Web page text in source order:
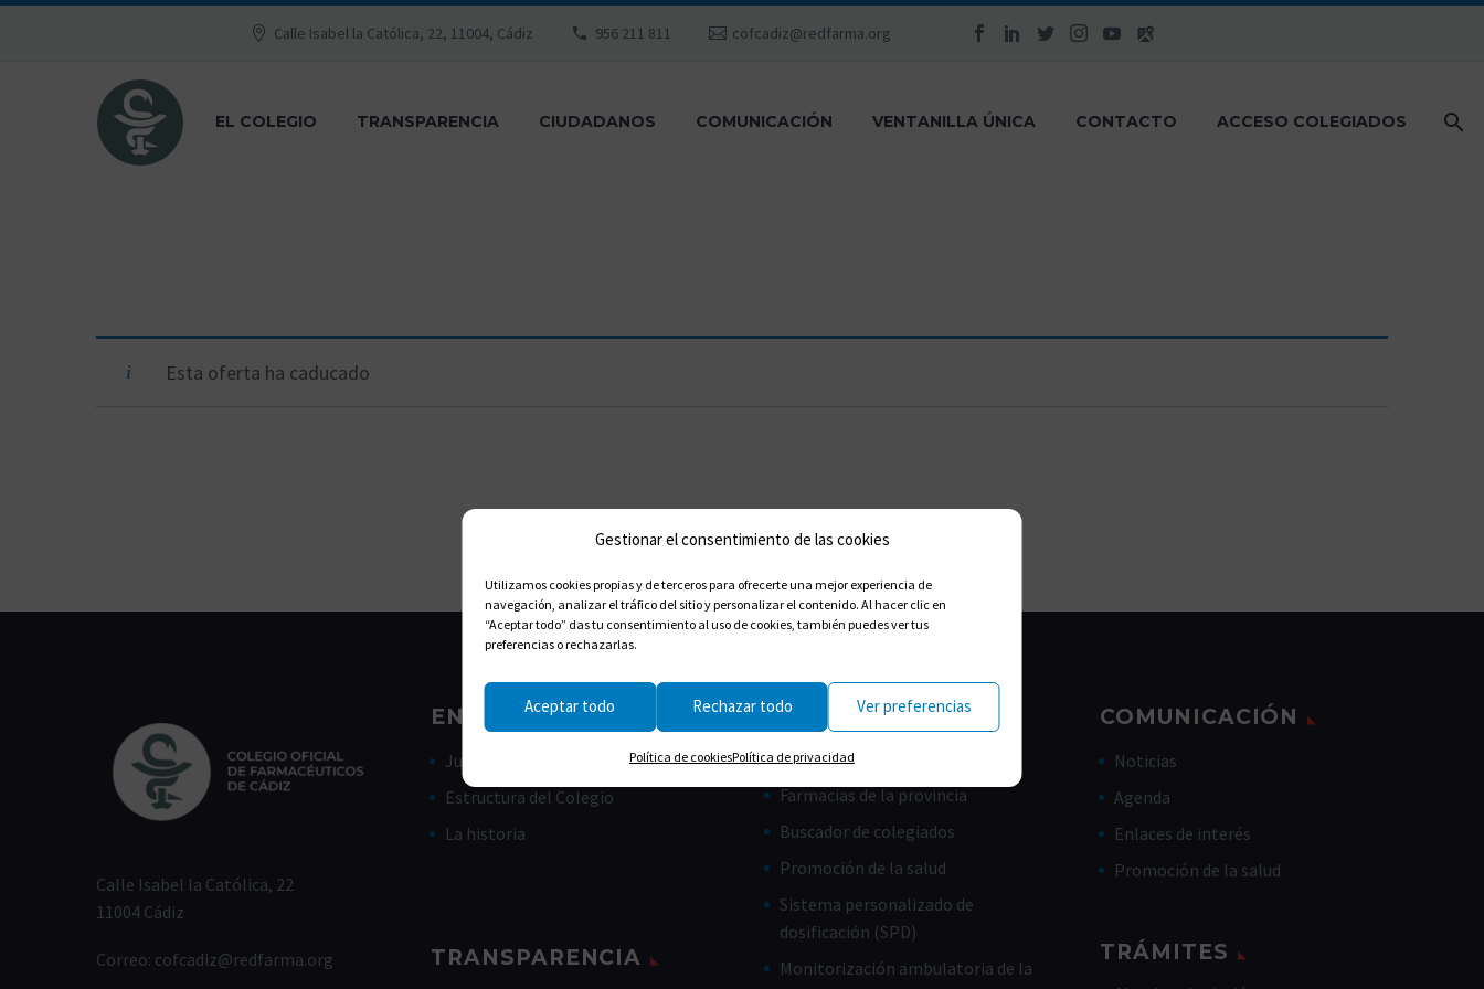
Gestionar el consentimiento de las cookies
Utilizamos cookies propias y de terceros para ofrecerte una mejor experiencia de
navegación, analizar el tráfico del sitio y personalizar el contenido. Al hacer clic en
“Aceptar todo” das tu consentimiento al uso de cookies, también puedes ver tus
preferencias o rechazarlas.
Aceptar todo Rechazar todo Ver preferencias
Política de cookiesPolítica de privacidad
Calle Isabel la Católica, 22, 11004, Cádiz 956 211 811 cofcadiz@redfarma.org
EL COLEGIO TRANSPARENCIA CIUDADANOS COMUNICACIÓN VENTANILLA ÚNICA CONTACTO ACCESO COLEGIADOS
Esta oferta ha caducado
Calle Isabel la Católica, 22
11004 Cádiz
Correo: cofcadiz@redfarma.org
ENLACES ÚTILES
Junta de Gobierno
Estructura del Colegio
La historia
TRANSPARENCIA
CIUDADANOS
Farmacias de guardia
Farmacias de la provincia
Buscador de colegiados
Promoción de la salud
Sistema personalizado de
dosificación (SPD)
Monitorización ambulatoria de la
COMUNICACIÓN
Noticias
Agenda
Enlaces de interés
Promoción de la salud
TRÁMITES